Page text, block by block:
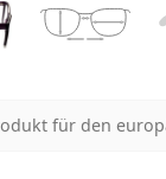
für den